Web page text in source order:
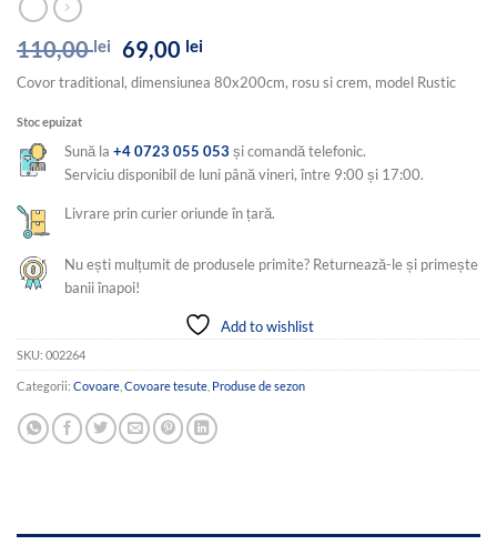
110,00lei
Prețul
inițial
a
69,00 leiPrețul
curent
este:
Covor traditional, dimensiunea 80x200cm, rosu si crem, model Rustic
Stoc epuizat
Sună la+4 0723 055 053 și comandă telefonic.
Serviciu disponibil de luni până vineri, între 9:00 și 17:00.
Livrare prin curier oriunde în țară.
Nu ești mulțumit de produsele primite? Returnează-le și primește
banii înapoi!
Add to wishlist
SKU: 002264
Categorii: Covoare Covoare tesute Produse de sezon